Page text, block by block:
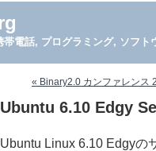
電話, プログラミング, ソフト
« Binary2.0 カンファレンス
Ubuntu 6.10 Edgy
Ubuntu Linux 6.10 Edgyの